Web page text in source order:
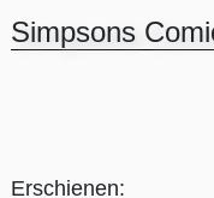
Simpsons
Erschienen: